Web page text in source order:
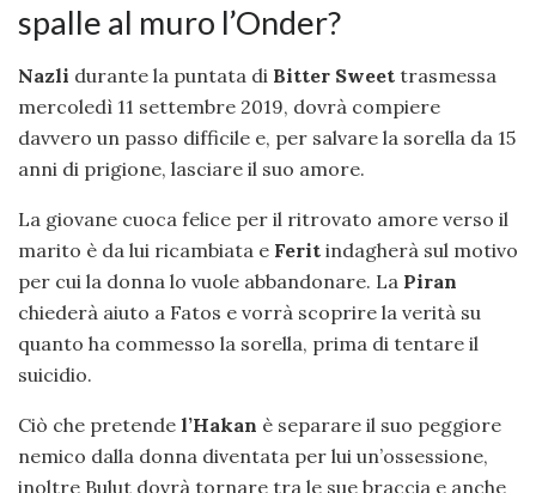
spalle al muro l’Onder?
Nazli durante la puntata di Bitter Sweet trasmessa
mercoledì 11 settembre 2019, dovrà compiere
davvero un passo difficile e, per salvare la sorella da 15
anni di prigione, lasciare il suo amore.
La giovane cuoca felice per il ritrovato amore verso il
marito è da lui ricambiata e Ferit indagherà sul motivo
per cui la donna lo vuole abbandonare. La Piran
chiederà aiuto a Fatos e vorrà scoprire la verità su
quanto ha commesso la sorella, prima di tentare il
suicidio.
Ciò che pretende l’Hakan è separare il suo peggiore
nemico dalla donna diventata per lui un’ossessione,
inoltre Bulut dovrà tornare tra le sue braccia e anche